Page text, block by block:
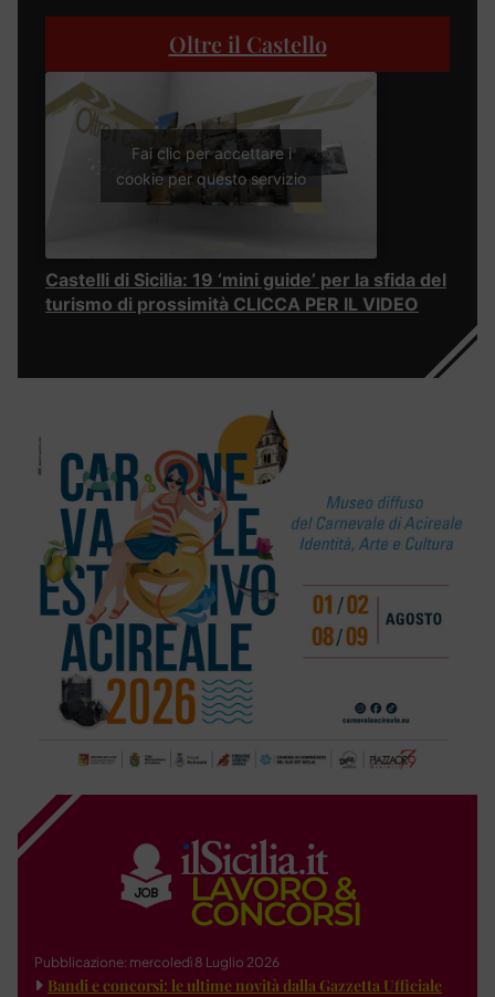
Oltre il Castello
Fai clic per accettare i
cookie per questo servizio
Castelli di Sicilia: 19 ‘mini guide’ per la sfida del
turismo di prossimità CLICCA PER IL VIDEO
Pubblicazione: mercoledì 8 Luglio 2026
Bandi e concorsi: le ultime novità dalla Gazzetta Ufficiale